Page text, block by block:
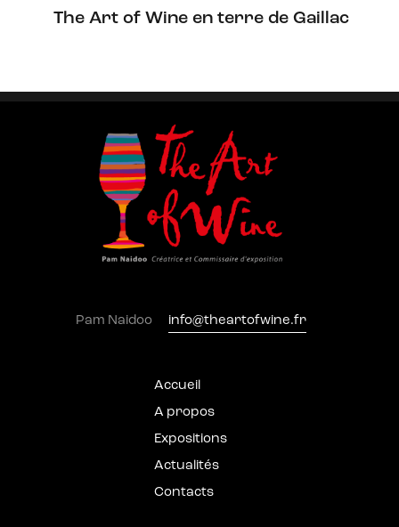
The Art of Wine en terre de Gaillac
Pam Naidoo info@theartofwine.fr
Accueil
A propos
Expositions
Actualités
Contacts